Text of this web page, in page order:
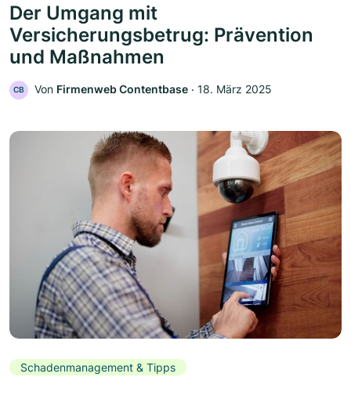
Der Umgang mit
Versicherungsbetrug: Prävention
und Maßnahmen
CB Von Firmenweb Contentbase ‧ 18. März 2025
Schadenmanagement & Tipps